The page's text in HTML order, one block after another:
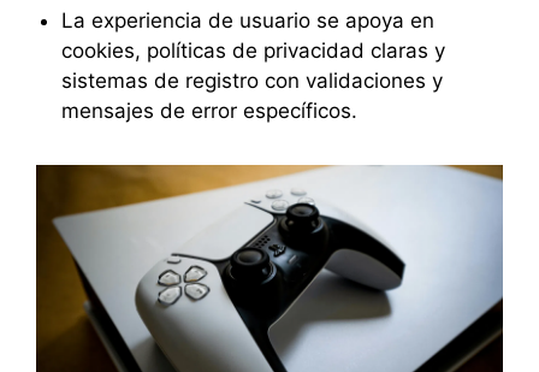
La experiencia de usuario se apoya en
cookies, políticas de privacidad claras y
sistemas de registro con validaciones y
mensajes de error específicos.